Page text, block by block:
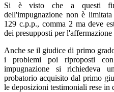
Si è visto che a questi
dell'impugnazione non è
129 c.p.p., comma 2 ma deve
dei presupposti per
Anche se il giudice di primo
i problemi poi riproposti
impugnazione si richiedeva
probatorio acquisito dal primo
le deposizioni testimoniali rese in